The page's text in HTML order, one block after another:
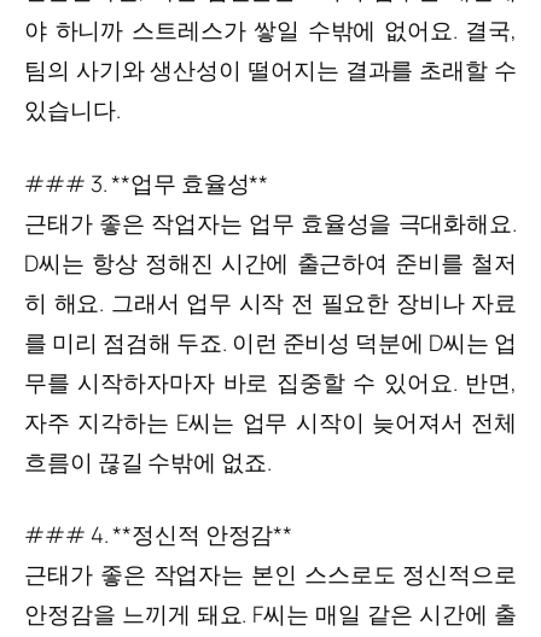
야 하니까 스트레스가 쌓일 수밖에 없어요. 결국,
팀의 사기와 생산성이 떨어지는 결과를 초래할 수
있습니다.
### 3. **업무 효율성**
근태가 좋은 작업자는 업무 효율성을 극대화해요.
D씨는 항상 정해진 시간에 출근하여 준비를 철저
히 해요. 그래서 업무 시작 전 필요한 장비나 자료
를 미리 점검해 두죠. 이런 준비성 덕분에 D씨는 업
무를 시작하자마자 바로 집중할 수 있어요. 반면,
자주 지각하는 E씨는 업무 시작이 늦어져서 전체
흐름이 끊길 수밖에 없죠.
### 4. **정신적 안정감**
근태가 좋은 작업자는 본인 스스로도 정신적으로
안정감을 느끼게 돼요. F씨는 매일 같은 시간에 출